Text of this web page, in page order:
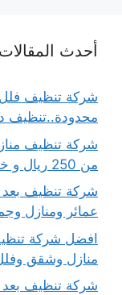
أحدث المقالات
محدودة..تنظيف
شركة تنظيف
من 250 ريال و خصم 15%اتصل بنا الان
عمائر ومنازل
منازل وشقق وفلل